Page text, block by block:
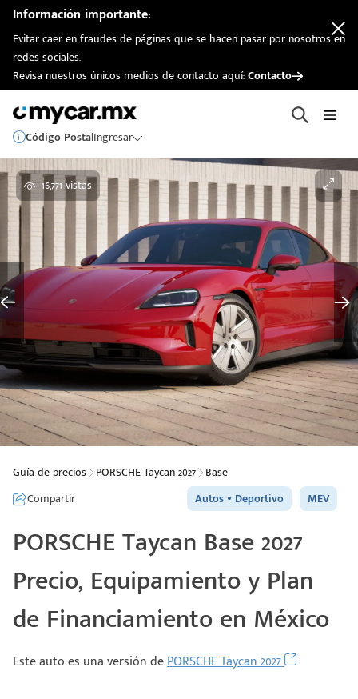
Información importante:
Evitar caer en fraudes de páginas que se hacen pasar por nosotros en
redes sociales.
Revisa nuestros únicos medios de contacto aquí:Contacto
Código PostalIngresar
16,771 vistas
Guía de precios PORSCHE Taycan 2027 Base
Compartir
Autos Deportivo MEV
PORSCHE Taycan Base 2027
Precio, Equipamiento y Plan
de Financiamiento en México
Este auto es una versión dePORSCHE Taycan 2027